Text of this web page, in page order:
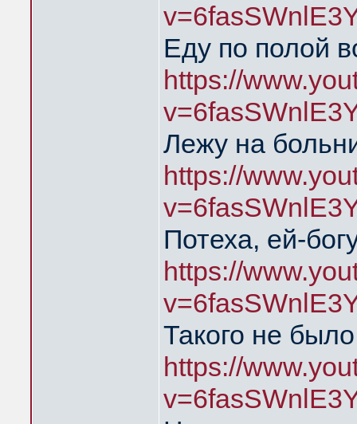
Еду по полой
https://
Лежу на
https://
Потеха, ей-
https://
Такого не
https://